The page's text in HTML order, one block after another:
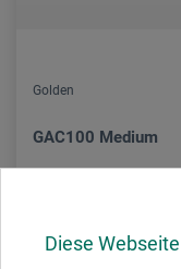
Diese
Golden
GAC100 Medium